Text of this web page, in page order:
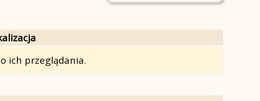
ich przeglądania.